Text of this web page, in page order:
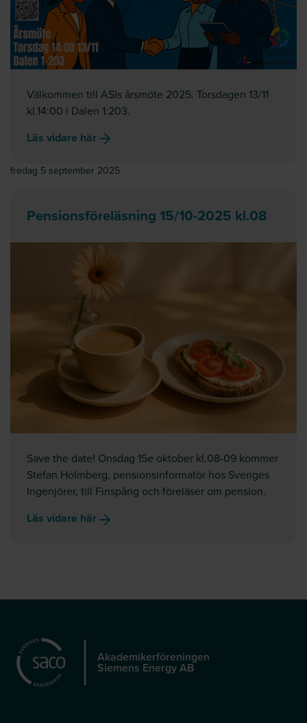
Välkommen till ASIs årsmöte 2025. Torsdagen 13/11
kl.14:00 i Dalen 1:203.
Läs vidare här
fredag 5 september 2025
Pensionsföreläsning 15/10-2025 kl.08
Save the date! Onsdag 15e oktober kl.08-09 kommer
Stefan Holmberg, pensionsinformatör hos Sveriges
Ingenjörer, till Finspång och föreläser om pension.
Läs vidare här
Akademikerföreningen
Siemens Energy AB